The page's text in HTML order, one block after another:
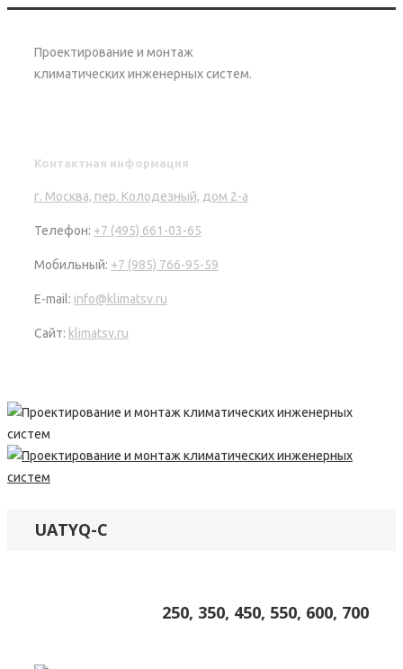
Проектирование и монтаж
климатических инженерных систем.
Контактная информация
г. Москва, пер. Колодезный, дом 2-а
Телефон: +7 (495) 661-03-65
Мобильный: +7 (985) 766-95-59
E-mail: info@klimatsv.ru
Сайт: klimatsv.ru
UATYQ-C
250, 350, 450, 550, 600, 700